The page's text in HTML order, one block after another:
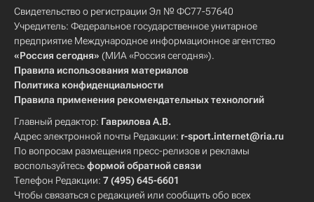
Свидетельство о регистрации Эл № ФС77-57640
Учредитель: Федеральное государственное унитарное
предприятие Международное информационное агентство
«Россия сегодня» (МИА «Россия сегодня»).
Правила использования материалов
Политика конфиденциальности
Правила применения рекомендательных технологий
Главный редактор: Гаврилова А.В.
Адрес электронной почты Редакции: r-sport.internet@ria.ru
По вопросам размещения пресс-релизов и рекламы
воспользуйтесьформой обратной связи
Телефон Редакции: 7 (495) 645-6601
Чтобы связаться с редакцией или сообщить обо всех